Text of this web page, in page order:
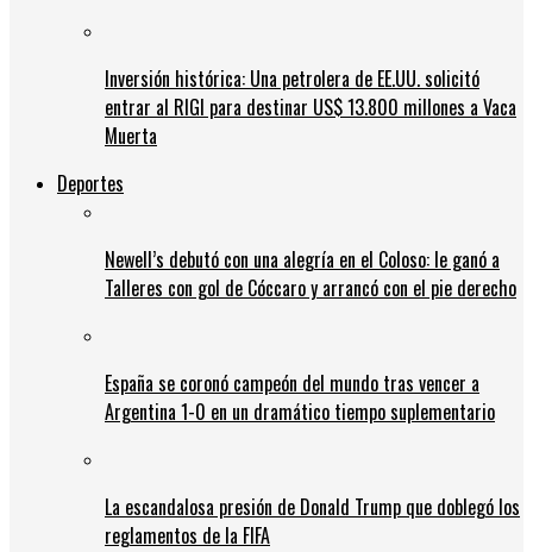
Inversión histórica: Una petrolera de EE.UU. solicitó
entrar al RIGI para destinar US$ 13.800 millones a Vaca
Muerta
Deportes
Newell’s debutó con una alegría en el Coloso: le ganó a
Talleres con gol de Cóccaro y arrancó con el pie derecho
España se coronó campeón del mundo tras vencer a
Argentina 1-0 en un dramático tiempo suplementario
La escandalosa presión de Donald Trump que doblegó los
reglamentos de la FIFA